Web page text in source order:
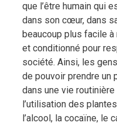
que l’être humain qui
dans son cœur, dans
beaucoup plus facile
et conditionné pour
société. Ainsi, les
de pouvoir prendre un
dans une vie
l’utilisation des
l’alcool, la cocaïne, le